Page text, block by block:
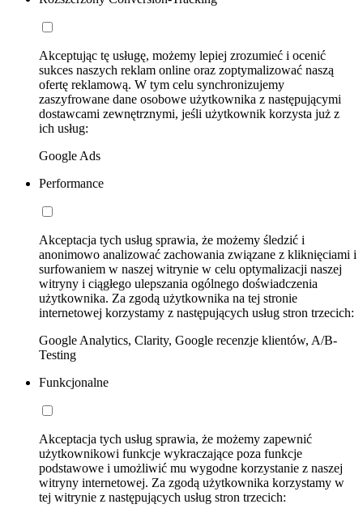
Akceptując tę usługę, możemy lepiej zrozumieć i ocenić
sukces naszych reklam online oraz zoptymalizować naszą
ofertę reklamową. W tym celu synchronizujemy
zaszyfrowane dane osobowe użytkownika z następującymi
dostawcami zewnętrznymi, jeśli użytkownik korzysta już z
ich usług:
Google Ads
Performance
Akceptacja tych usług sprawia, że możemy śledzić i
anonimowo analizować zachowania związane z kliknięciami i
surfowaniem w naszej witrynie w celu optymalizacji naszej
witryny i ciągłego ulepszania ogólnego doświadczenia
użytkownika. Za zgodą użytkownika na tej stronie
internetowej korzystamy z następujących usług stron trzecich:
Google Analytics, Clarity, Google recenzje klientów, A/B-
Testing
Funkcjonalne
Akceptacja tych usług sprawia, że możemy zapewnić
użytkownikowi funkcje wykraczające poza funkcje
podstawowe i umożliwić mu wygodne korzystanie z naszej
witryny internetowej. Za zgodą użytkownika korzystamy w
tej witrynie z następujących usług stron trzecich: